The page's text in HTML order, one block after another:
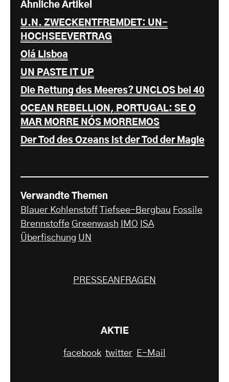
Ähnliche Artikel
U.N. ZWECKENTFREMDET: UN-
HOCHSEEVERTRAG
Olá Lisboa
UN PASTE IT UP
Die Rettung des Meeres? UNCLOS bei 40
OCEAN REBELLION, PORTUGAL: SE O
MAR MORRE NÓS MORREMOS
Der Tod des Ozeans ist der Tod der Magie
Verwandte Themen
Blauer Kohlenstoff
Tiefsee-Bergbau Fossile
Brennstoffe Greenwash IMO
ISA
Überfischung UN
PRESSEANFRAGEN
AKTIE
facebook twitter E-Mail